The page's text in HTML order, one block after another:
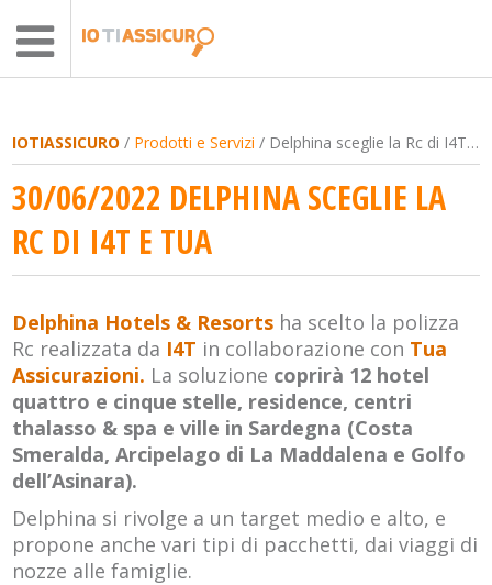
IOTIASSICURO / Prodotti e Servizi / Delphina sceglie la Rc di I4T e Tua
30/06/2022 DELPHINA SCEGLIE LA
RC DI I4T E TUA
Delphina Hotels & Resorts ha scelto la polizza
Rc realizzata da I4T in collaborazione con Tua
Assicurazioni. La soluzione coprirà 12 hotel
quattro e cinque stelle, residence, centri
thalasso & spa e ville in Sardegna (Costa
Smeralda, Arcipelago di La Maddalena e Golfo
dell’Asinara).
Delphina si rivolge a un target medio e alto, e
propone anche vari tipi di pacchetti, dai viaggi di
nozze alle famiglie.